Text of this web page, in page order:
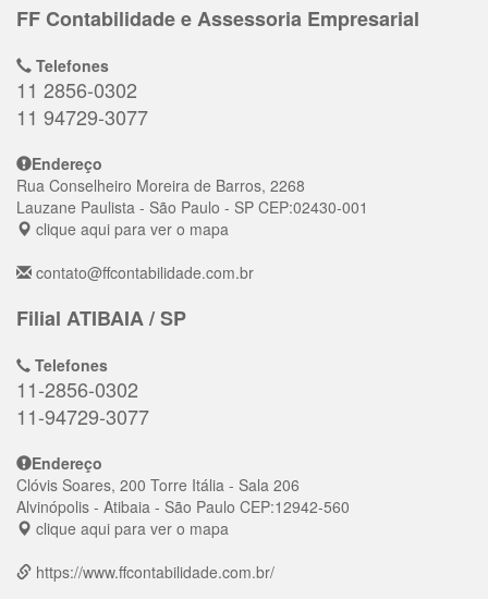
FF Contabilidade e Assessoria Empresarial
Telefones
11 2856-0302
11 94729-3077
Endereço
Rua Conselheiro Moreira de Barros, 2268
Lauzane Paulista - São Paulo - SP CEP:02430-001
clique aqui para ver o mapa
contato@ffcontabilidade.com.br
Filial ATIBAIA / SP
Telefones
11-2856-0302
11-94729-3077
Endereço
Clóvis Soares, 200 Torre Itália - Sala 206
Alvinópolis - Atibaia - São Paulo CEP:12942-560
clique aqui para ver o mapa
https://www.ffcontabilidade.com.br/